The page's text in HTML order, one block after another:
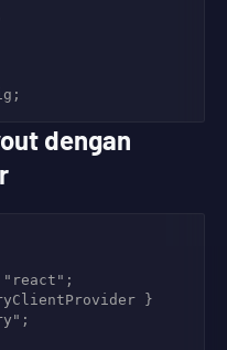
dengan
"react";
}